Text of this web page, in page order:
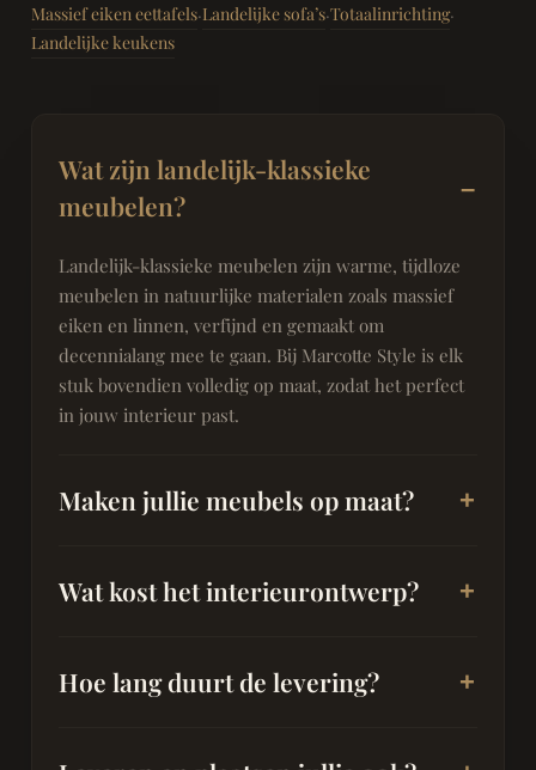
Massief eiken eettafels·Landelijke sofa’s·Totaalinrichting·
Landelijke keukens
Wat zijn landelijk-klassieke
meubelen?
Landelijk-klassieke meubelen zijn warme, tijdloze
meubelen in natuurlijke materialen zoals massief
eiken en linnen, verfijnd en gemaakt om
decennialang mee te gaan. Bij Marcotte Style is elk
stuk bovendien volledig op maat, zodat het perfect
in jouw interieur past.
Maken jullie meubels op maat?
Wat kost het interieurontwerp?
Hoe lang duurt de levering?